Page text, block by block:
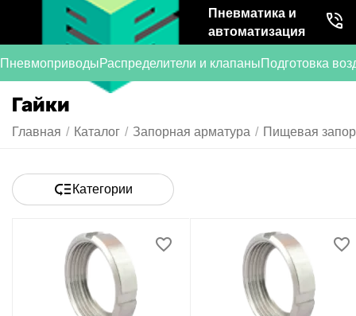
Пневматика и
автоматизация
ПневмоприводыРаспределители и клапаныПодготовка
Гайки
Главная / Каталог / Запорная арматура / Пищевая
Категории